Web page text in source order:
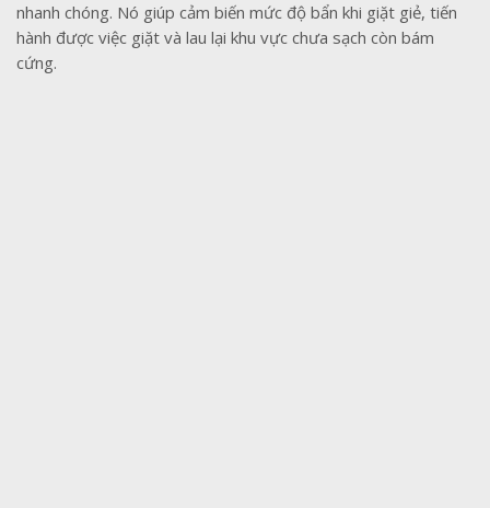
nhanh chóng. Nó giúp cảm biến mức độ bẩn khi giặt giẻ, tiến
hành được việc giặt và lau lại khu vực chưa sạch còn bám
cứng.